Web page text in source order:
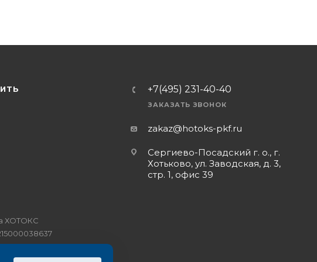
+7(495) 231-40-40
ЗАКАЗАТЬ ЗВОНОК
zakaz@hotoks-pkf.ru
Сергиево-Посадский г. о., г.
Хотьково, ул. Заводская, д. 3,
стр. 1, офис 39
ХОТОКС